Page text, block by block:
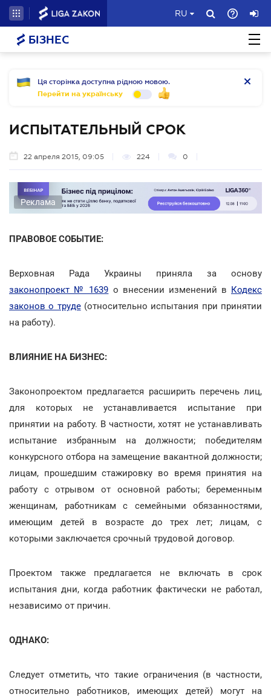
RU
БІЗНЕС
Ця сторінка доступна рідною мовою.
Перейти на українську
ИСПЫТАТЕЛЬНЫЙ СРОК
22 апреля 2015, 09:05 224 0
Реклама
ПРАВОВОЕ СОБЫТИЕ:
Верховная Рада Украины приняла за основу
законопроект № 1639 о внесении изменений в Кодекс
законов о труде(относительно испытания при принятии
на работу).
ВЛИЯНИЕ НА БИЗНЕС:
Законопроектом предлагается расширить перечень лиц,
для которых не устанавливается испытание при
принятии на работу. В частности, хотят не устанавливать
испытание избранным на должности; победителям
конкурсного отбора на замещение вакантной должности;
лицам, прошедшим стажировку во время принятия на
работу с отрывом от основной работы; беременным
женщинам, работникам с семейными обязанностями,
имеющим детей в возрасте до трех лет; лицам, с
которыми заключается срочный трудовой договор.
Проектом также предлагается не включать в срок
испытания дни, когда работник фактически не работал,
независимо от причин.
ОДНАКО:
Следует отметить, что такие ограничения (в частности,
относительно работников, имеющих детей) могут на